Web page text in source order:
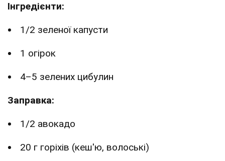
Інгредієнти:
1/2 зеленої капусти
1 огірок
4–5 зелених цибулин
Заправка:
1/2 авокадо
20 г горіхів (кеш'ю, волоські)